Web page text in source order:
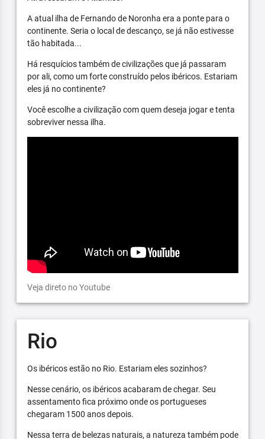
A atual ilha de Fernando de Noronha era a ponte para o
continente. Seria o local de descanço, se já não estivesse
tão habitada...
Há resquícios também de civilizações que já passaram
por ali, como um forte construído pelos ibéricos. Estariam
eles já no continente?
Você escolhe a civilização com quem deseja jogar e tenta
sobreviver nessa ilha.
Veja direto no Youtube
Rio
Os ibéricos estão no Rio. Estariam eles sozinhos?
Nesse cenário, os ibéricos acabaram de chegar. Seu
assentamento fica próximo onde os portugueses
chegaram 1500 anos depois.
Nessa terra de belezas naturais, a natureza também pode